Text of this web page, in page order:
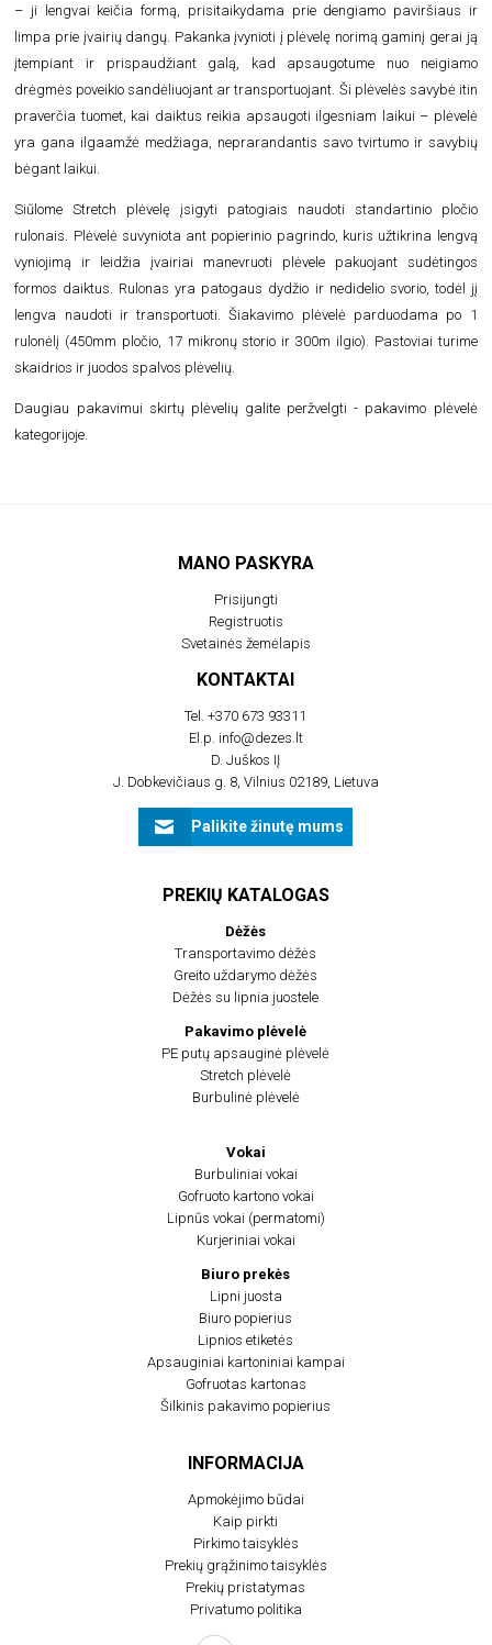
– ji lengvai keičia formą, prisitaikydama prie dengiamo paviršiaus ir
limpa prie įvairių dangų. Pakanka įvynioti į plėvelę norimą gaminį gerai ją
įtempiant ir prispaudžiant galą, kad apsaugotume nuo neigiamo
drėgmės poveikio sandėliuojant ar transportuojant. Ši plėvelės savybė itin
praverčia tuomet, kai daiktus reikia apsaugoti ilgesniam laikui – plėvelė
yra gana ilgaamžė medžiaga, neprarandantis savo tvirtumo ir savybių
bėgant laikui.
Siūlome Stretch plėvelę įsigyti patogiais naudoti standartinio pločio
rulonais. Plėvelė suvyniota ant popierinio pagrindo, kuris užtikrina lengvą
vyniojimą ir leidžia įvairiai manevruoti plėvele pakuojant sudėtingos
formos daiktus. Rulonas yra patogaus dydžio ir nedidelio svorio, todėl jį
lengva naudoti ir transportuoti. Šiakavimo plėvelė parduodama po 1
rulonėlį (450mm pločio, 17 mikronų storio ir 300m ilgio). Pastoviai turime
skaidrios ir juodos spalvos plėvelių.
Daugiau pakavimui skirtų plėvelių galite peržvelgti - pakavimo plėvelė
kategorijoje.
MANO PASKYRA
Prisijungti
Registruotis
Svetainės žemėlapis
KONTAKTAI
Tel.+370 673 93311
El.p. info@dezes.lt
D. Juškos IĮ
J. Dobkevičiaus g. 8, Vilnius 02189, Lietuva
Palikite žinutę mums
PREKIŲ KATALOGAS
Dėžės
Transportavimo dėžės
Greito uždarymo dėžės
Dėžės su lipnia juostele
Pakavimo plėvelė
PE putų apsauginė plėvelė
Stretch plėvelė
Burbulinė plėvelė
Vokai
Burbuliniai vokai
Gofruoto kartono vokai
Lipnūs vokai (permatomi)
Kurjeriniai vokai
Biuro prekės
Lipni juosta
Biuro popierius
Lipnios etiketės
Apsauginiai kartoniniai kampai
Gofruotas kartonas
Šilkinis pakavimo popierius
INFORMACIJA
Apmokėjimo būdai
Kaip pirkti
Pirkimo taisyklės
Prekių grąžinimo taisyklės
Prekių pristatymas
Privatumo politika